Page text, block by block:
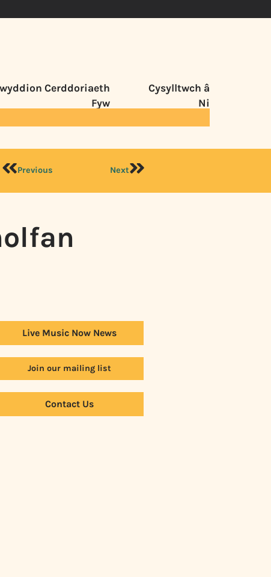
Cerddoriaeth
Fyw
Cysylltwch â
Ni
Previous Next
Live Music Now News
Join our mailing list
Contact Us